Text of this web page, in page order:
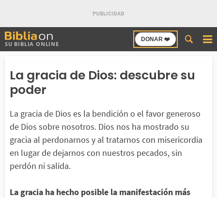
SU BIBLIA ONLINE
DONAR ❤️
Buscar
en
La gracia de Dios: descubre su
poder
La gracia de Dios es la bendición o el favor generoso
de Dios sobre nosotros. Dios nos ha mostrado su
gracia al perdonarnos y al tratarnos con misericordia
en lugar de dejarnos con nuestros pecados, sin
perdón ni salida.
La gracia ha hecho posible la manifestación más